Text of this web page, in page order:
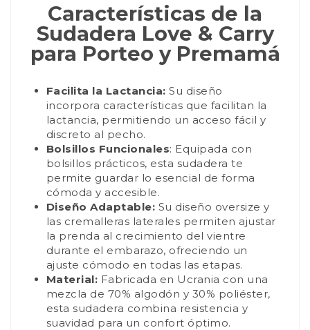
Características de la
Sudadera Love & Carry
para Porteo y Premamá
Facilita la Lactancia: Su diseño
incorpora características que facilitan la
lactancia, permitiendo un acceso fácil y
discreto al pecho.
Bolsillos Funcionales: Equipada con
bolsillos prácticos, esta sudadera te
permite guardar lo esencial de forma
cómoda y accesible.
Diseño Adaptable: Su diseño oversize y
las cremalleras laterales permiten ajustar
la prenda al crecimiento del vientre
durante el embarazo, ofreciendo un
ajuste cómodo en todas las etapas.
Material: Fabricada en Ucrania con una
mezcla de 70% algodón y 30% poliéster,
esta sudadera combina resistencia y
suavidad para un confort óptimo.